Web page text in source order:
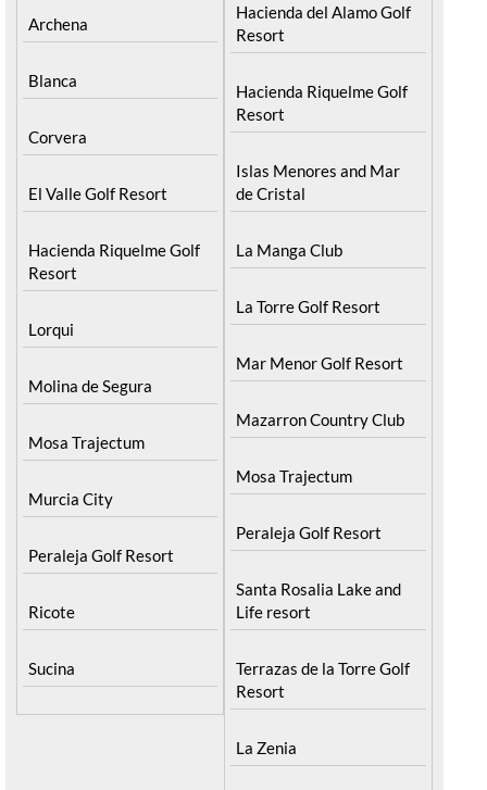
Archena
Blanca
Corvera
El Valle Golf Resort
Hacienda Riquelme Golf
Resort
Lorqui
Molina de Segura
Mosa Trajectum
Murcia City
Peraleja Golf Resort
Ricote
Sucina
Hacienda del Alamo Golf
Resort
Hacienda Riquelme Golf
Resort
Islas Menores and Mar
de Cristal
La Manga Club
La Torre Golf Resort
Mar Menor Golf Resort
Mazarron Country Club
Mosa Trajectum
Peraleja Golf Resort
Santa Rosalia Lake and
Life resort
Terrazas de la Torre Golf
Resort
La Zenia